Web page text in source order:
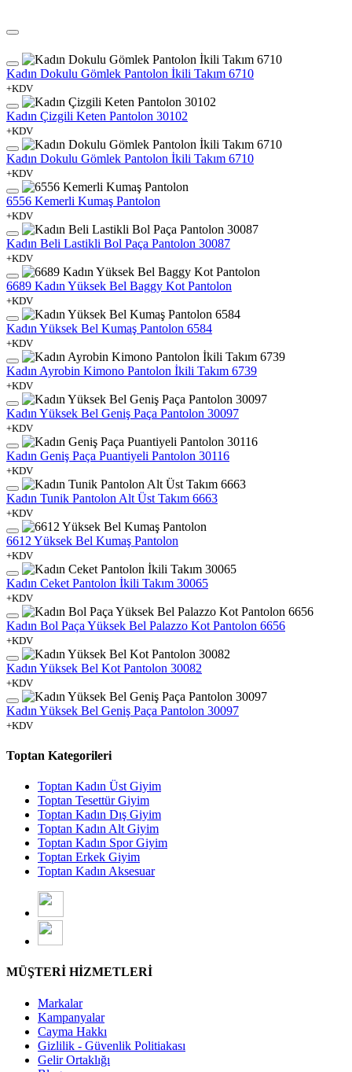
Kadın Dokulu Gömlek Pantolon İkili Takım 6710
+KDV
Kadın Çizgili Keten Pantolon 30102
+KDV
Kadın Dokulu Gömlek Pantolon İkili Takım 6710
+KDV
6556 Kemerli Kumaş Pantolon
+KDV
Kadın Beli Lastikli Bol Paça Pantolon 30087
+KDV
6689 Kadın Yüksek Bel Baggy Kot Pantolon
+KDV
Kadın Yüksek Bel Kumaş Pantolon 6584
+KDV
Kadın Ayrobin Kimono Pantolon İkili Takım 6739
+KDV
Kadın Yüksek Bel Geniş Paça Pantolon 30097
+KDV
Kadın Geniş Paça Puantiyeli Pantolon 30116
+KDV
Kadın Tunik Pantolon Alt Üst Takım 6663
+KDV
6612 Yüksek Bel Kumaş Pantolon
+KDV
Kadın Ceket Pantolon İkili Takım 30065
+KDV
Kadın Bol Paça Yüksek Bel Palazzo Kot Pantolon 6656
+KDV
Kadın Yüksek Bel Kot Pantolon 30082
+KDV
Kadın Yüksek Bel Geniş Paça Pantolon 30097
+KDV
Toptan Kategorileri
Toptan Kadın Üst Giyim
Toptan Tesettür Giyim
Toptan Kadın Dış Giyim
Toptan Kadın Alt Giyim
Toptan Kadın Spor Giyim
Toptan Erkek Giyim
Toptan Kadın Aksesuar
MÜŞTERİ HİZMETLERİ
Markalar
Kampanyalar
Cayma Hakkı
Gizlilik - Güvenlik Politiakası
Gelir Ortaklığı